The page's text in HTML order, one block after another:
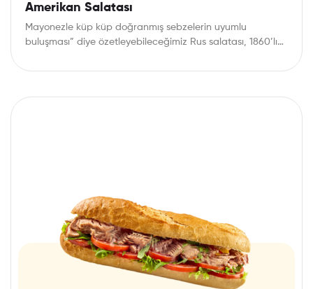
Amerikan Salatası
Mayonezle küp küp doğranmış sebzelerin uyumlu
buluşması” diye özetleyebileceğimiz Rus salatası, 1860’lı